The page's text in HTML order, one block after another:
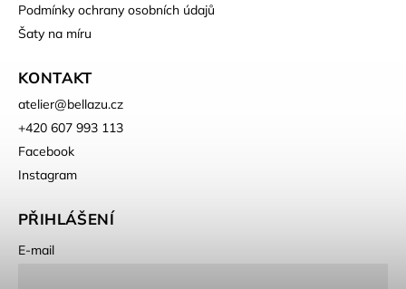
Podmínky ochrany osobních údajů
Šaty na míru
KONTAKT
atelier@bellazu.cz
+420 607 993 113
Facebook
Instagram
PŘIHLÁŠENÍ
E-mail